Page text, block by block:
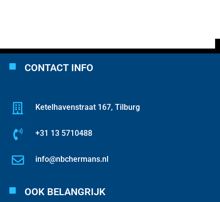
CONTACT INFO
Ketelhavenstraat 167, Tilburg
+31 13 5710488
info@nbchermans.nl
OOK BELANGRIJK